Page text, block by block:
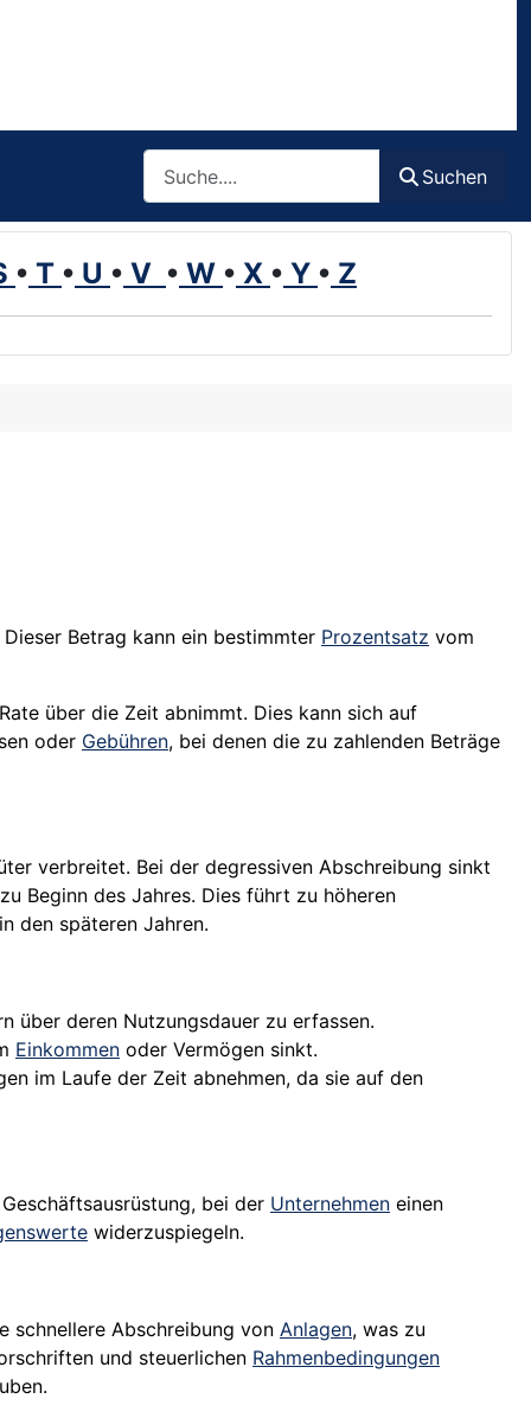
Suchen
• T • U • V • W • X • Y • Z
Betrag kann ein bestimmter Prozentsatz vom
über die Zeit abnimmt. Dies kann sich auf
oder Gebühren, bei denen die zu zahlenden Beträge
verbreitet. Bei der degressiven Abschreibung sinkt
Beginn des Jahres. Dies führt zu höheren
den späteren Jahren.
über deren Nutzungsdauer zu erfassen.
Einkommen oder Vermögen sinkt.
im Laufe der Zeit abnehmen, da sie auf den
bei der Unternehmen einen
widerzuspiegeln.
schnellere Abschreibung von Anlagen, was zu
und steuerlichen Rahmenbedingungen